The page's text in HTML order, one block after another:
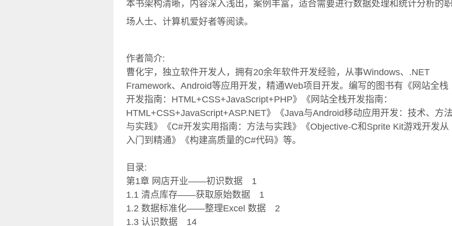
本书架构清晰，内容深入浅出，案例丰富，适合需要进行数据处理和统计分析的
场人士、计算机爱好者等阅读。
作者简介:
曹化宇，独立软件开发人，拥有20余年软件开发经验，从事Windows、.NET
Framework、Android等应用开发，精通Web项目开发。编写的图书有《网站全栈
开发指南：HTML+CSS+JavaScript+PHP》《网站全栈开发指南：
HTML+CSS+JavaScript+ASP.NET》《Java与Android移动应用开发：技术、方
与实践》《C#开发实用指南：方法与实践》《Objective-C和Sprite Kit游戏开发从
入门到精通》《构建高质量的C#代码》等。
目录:
第1章 网店开业——初识数据 1
1.1 清点库存——获取原始数据 1
1.2 数据标准化——整理Excel 数据 2
1.3 认识数据 14